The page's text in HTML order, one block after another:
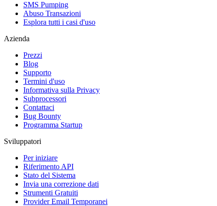
SMS Pumping
Abuso Transazioni
Esplora tutti i casi d'uso
Azienda
Prezzi
Blog
Supporto
Termini d'uso
Informativa sulla Privacy
Subprocessori
Contattaci
Bug Bounty
Programma Startup
Sviluppatori
Per iniziare
Riferimento API
Stato del Sistema
Invia una correzione dati
Strumenti Gratuiti
Provider Email Temporanei